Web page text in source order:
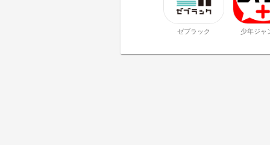
ゼブラック 少年ジャ